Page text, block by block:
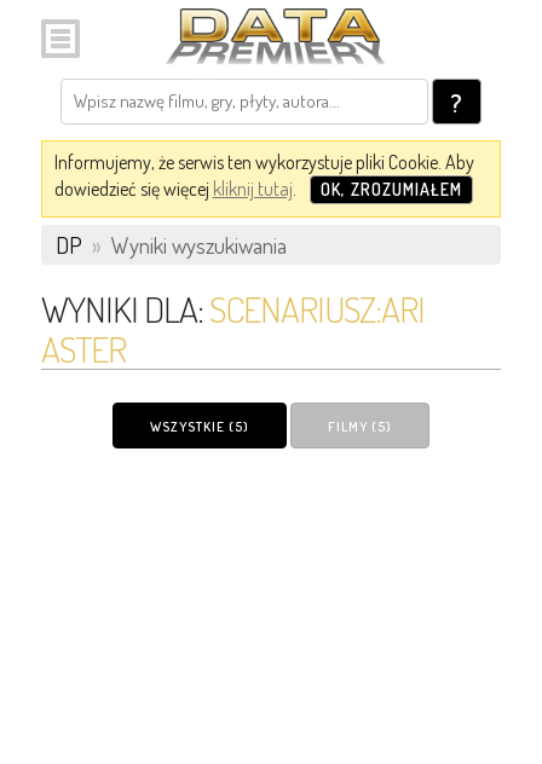
?
Informujemy, że serwis ten wykorzystuje pliki Cookie. Aby
dowiedzieć się więcej kliknij tutaj. OK, ZROZUMIAŁEM
DP » Wyniki wyszukiwania
WYNIKI DLA:SCENARIUSZ:ARI
ASTER
WSZYSTKIE (5) FILMY (5)